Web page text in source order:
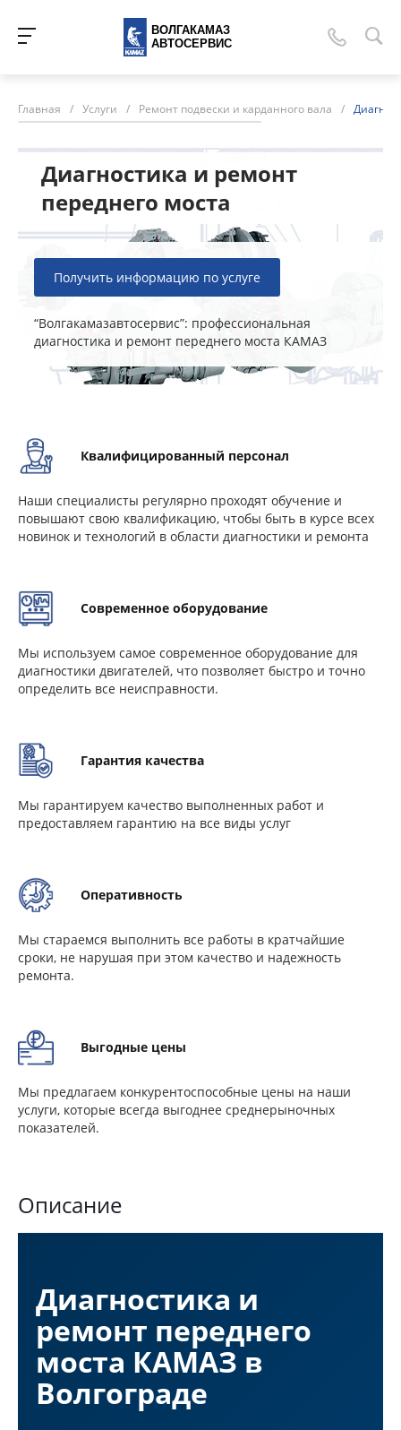
ВОЛГАКАМАЗ
АВТОСЕРВИС
Главная / Услуги / Ремонт подвески и карданного вала /
Диагностика и ремонт
переднего моста
Получить информацию по услуге
“Волгакамазавтосервис”: профессиональная
диагностика и ремонт переднего моста КАМАЗ
Квалифицированный персонал
Наши специалисты регулярно проходят обучение и
повышают свою квалификацию, чтобы быть в курсе всех
новинок и технологий в области диагностики и ремонта
Современное оборудование
Мы используем самое современное оборудование для
диагностики двигателей, что позволяет быстро и точно
определить все неисправности.
Гарантия качества
Мы гарантируем качество выполненных работ и
предоставляем гарантию на все виды услуг
Оперативность
Мы стараемся выполнить все работы в кратчайшие
сроки, не нарушая при этом качество и надежность
ремонта.
Выгодные цены
Мы предлагаем конкурентоспособные цены на наши
услуги, которые всегда выгоднее среднерыночных
показателей.
Описание
Диагностика и
ремонт переднего
моста КАМАЗ в
Волгограде